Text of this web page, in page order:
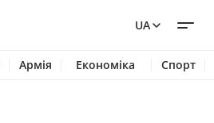
UA
Армія Економіка Спорт